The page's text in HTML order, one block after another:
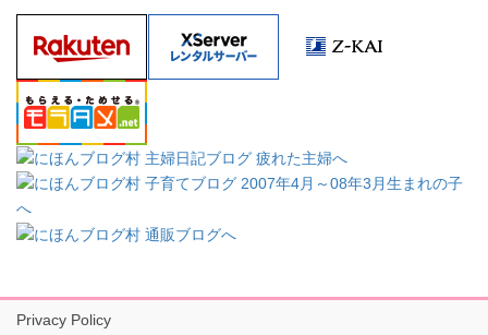
Privacy Policy